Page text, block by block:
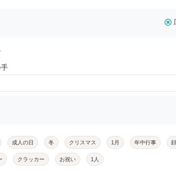
成人の日 冬 クリスマス 1月 年中行事
クラッカー お祝い 1人